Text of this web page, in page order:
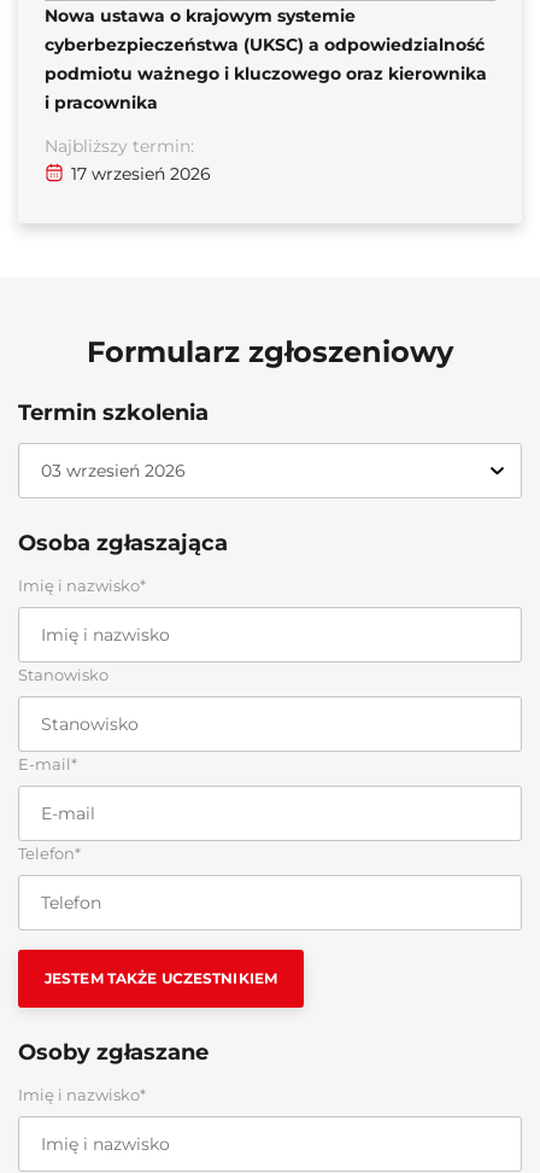
Nowa ustawa o krajowym systemie
cyberbezpieczeństwa (UKSC) a odpowiedzialność
podmiotu ważnego i kluczowego oraz kierownika
i pracownika
Najbliższy termin:
17 wrzesień 2026
Formularz zgłoszeniowy
Termin szkolenia
Osoba zgłaszająca
Imię i nazwisko*
Stanowisko
E-mail*
Telefon*
JESTEM TAKŻE UCZESTNIKIEM
Osoby zgłaszane
Imię i nazwisko*